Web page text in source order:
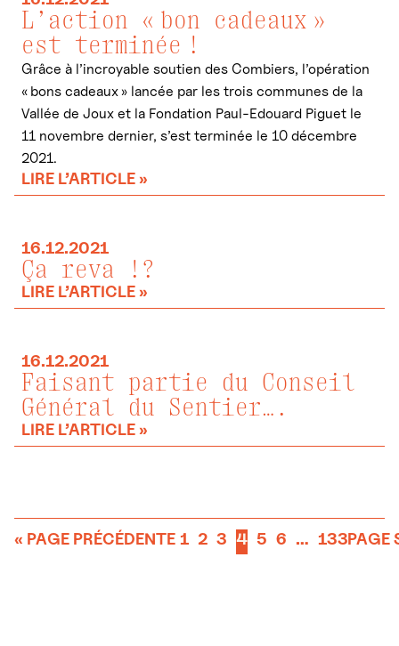
L’action « bon cadeaux »
est terminée !
Grâce à l’incroyable soutien des Combiers, l’opération
« bons cadeaux » lancée par les trois communes de la
Vallée de Joux et la Fondation Paul-Edouard Piguet le
11 novembre dernier, s’est terminée le 10 décembre
2021.
LIRE L’ARTICLE »
16.12.2021
Ça reva !?
LIRE L’ARTICLE »
16.12.2021
Faisant partie du Conseil
Général du Sentier….
LIRE L’ARTICLE »
« PAGE PRÉCÉDENTE 1 2 3 4 5 6 … 133PAGE